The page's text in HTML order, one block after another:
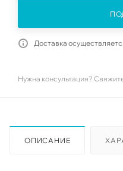
Доставка
Нужна консультация?
ОПИСАНИЕ